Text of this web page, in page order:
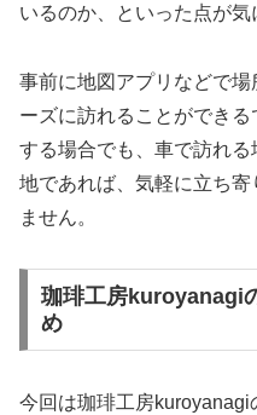
いるのか、といった点が気
事前に地図アプリなどで
ーズに訪れることができ
する場合でも、車で訪れ
地であれば、気軽に立ち
ません。
珈琲工房kuroyanagi
め
今回は珈琲工房kuroyanagi